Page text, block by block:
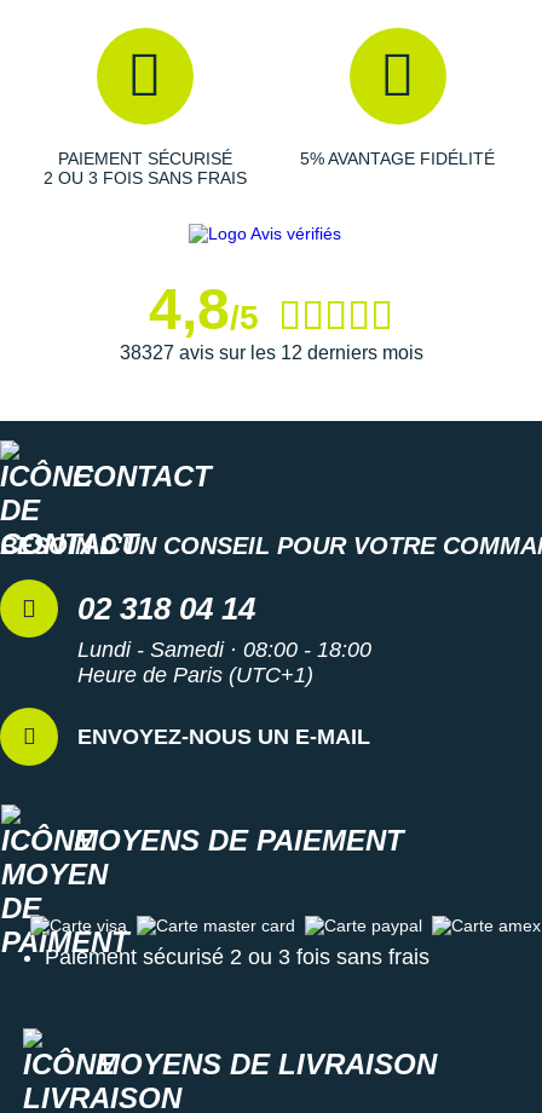
elle offre uneventilation
adéquate pour éviter toute
surchauffe. Son système de laçage et sa languette fine
assurent un maintien sécurisé du pied.
Semelle extérieure de la Escalante 4
constante sur les routes. Pour optimiser vos
Semelle intérieure amovible : idéale pour des raisons
Les autres produits
PAIEMENT SÉCURISÉ
2 OU 3 FOIS SANS FRAIS
5% AVANTAGE FIDÉLITÉ
4,8/5
38327 avis sur les 12 derniers mois
CONTACT
BESOIN D'UN CONSEIL POUR VOTRE
02 318 04 14
Lundi - Samedi · 08:00 - 18:00
Heure de Paris (UTC+1)
ENVOYEZ-NOUS UN E-MAIL
MOYENS DE PAIEMENT
Carte visa Carte master card Carte paypal Carte amex
Paiement sécurisé 2 ou 3 fois sans frais
MOYENS DE LIVRAISON